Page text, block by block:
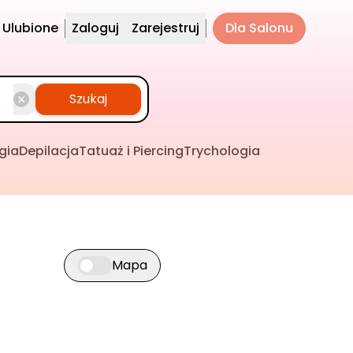
Ulubione Zaloguj Zarejestruj Dla Salonu
Szukaj
DepilacjaTatuaż i PiercingTrychologia
Przełącz widok mapy
Mapa